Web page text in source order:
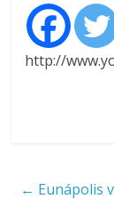
http://
← Eunápolis